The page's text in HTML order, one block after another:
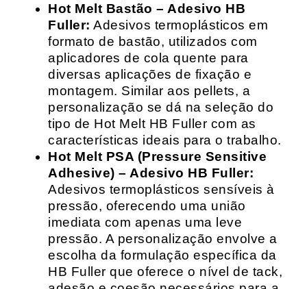
Hot Melt Bastão – Adesivo HB
Fuller: Adesivos termoplásticos em
formato de bastão, utilizados com
aplicadores de cola quente para
diversas aplicações de fixação e
montagem. Similar aos pellets, a
personalização se dá na seleção do
tipo de Hot Melt HB Fuller com as
características ideais para o trabalho.
Hot Melt PSA (Pressure Sensitive
Adhesive) – Adesivo HB Fuller:
Adesivos termoplásticos sensíveis à
pressão, oferecendo uma união
imediata com apenas uma leve
pressão. A personalização envolve a
escolha da formulação específica da
HB Fuller que oferece o nível de tack,